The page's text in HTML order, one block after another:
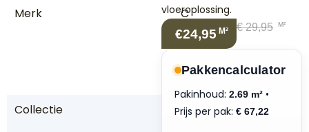
Merk
C
o
t
a
p
Collectie
In
vloeroplossing.
€24,95 M² €29,95 M²
Pakkencalculator
Pakinhoud: 2.69 m² •
Prijs per pak: € 67,22